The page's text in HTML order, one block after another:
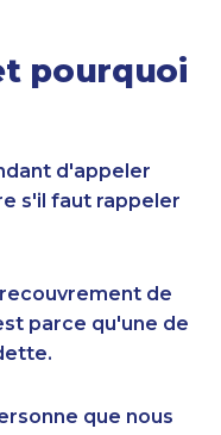
pourquoi
d'appeler
s'il faut rappeler
de
parce qu'une de
que nous